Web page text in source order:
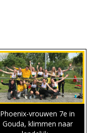
Phoenix-vrouwen 7e in
Gouda, klimmen naar